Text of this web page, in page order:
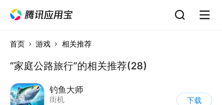
首页 游戏 相关推荐
“家庭公路旅行”的相关推荐(28)
钓鱼大师
街机
下载